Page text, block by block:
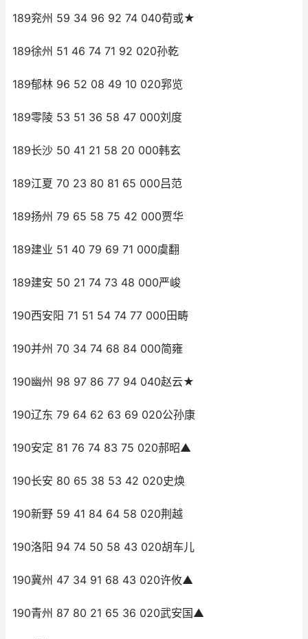
189兖州 59 34 96 92 74 040荀或★
189徐州 51 46 74 71 92 020孙乾
189郁林 96 52 08 49 10 020郛览
189零陵 53 51 36 58 47 000刘度
189长沙 50 41 21 58 20 000韩玄
189江夏 70 23 80 81 65 000吕范
189扬州 79 65 58 75 42 000贾华
189建业 51 40 79 69 71 000虞翻
189建安 50 21 74 73 48 000严峻
190西安阳 71 51 54 74 77 000田畴
190并州 70 34 74 68 84 000简雍
190幽州 98 97 86 77 94 040赵云★
190辽东 79 64 62 63 69 020公孙康
190安定 81 76 74 83 75 020郝昭▲
190长安 80 65 38 53 42 020史焕
190新野 59 41 84 64 58 020荆越
190洛阳 94 74 50 58 43 020胡车儿
190冀州 47 34 91 68 43 020许攸▲
190青州 87 80 21 65 36 020武安国▲